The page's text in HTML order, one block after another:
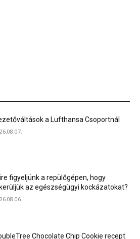
a Lufthansa Csoportnál
figyeljünk a repülőgépen, hogy
az egészségügyi kockázatokat?
Chocolate Chip Cookie recept